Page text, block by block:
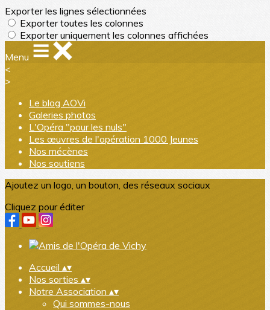
Exporter les lignes sélectionnées
Exporter toutes les colonnes
Exporter uniquement les colonnes affichées
Menu
<
>
Le blog AOVi
Galeries photos
L'Opéra "pour les nuls"
Les œuvres de l'opération 1000 Jeunes
Nos mécènes
Nos soutiens
Ajoutez un logo, un bouton, des réseaux sociaux
Cliquez pour éditer
Accueil ▴▾
Nos sorties ▴▾
Notre Association ▴▾
Qui sommes-nous